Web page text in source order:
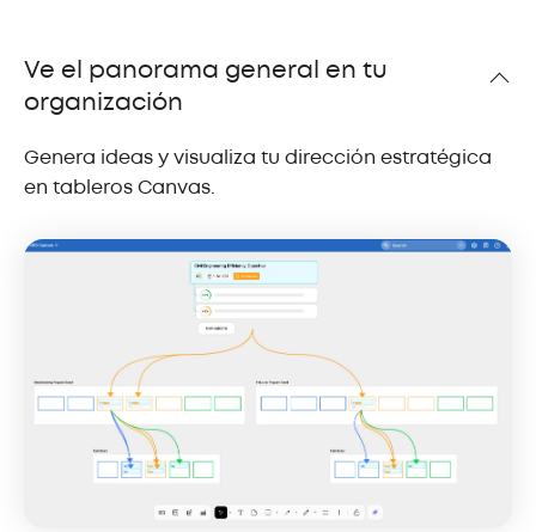
Ve el panorama general en tu
organización
Genera ideas y visualiza tu dirección estratégica
en tableros Canvas.